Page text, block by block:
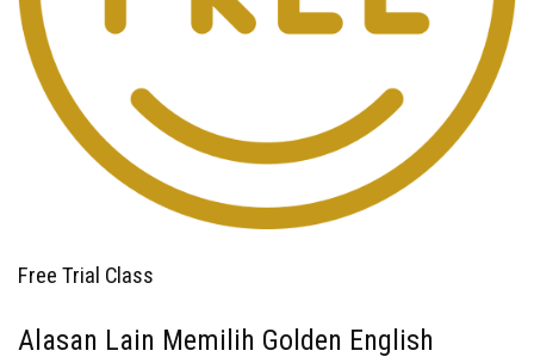
Free Trial Class
Alasan Lain Memilih Golden English